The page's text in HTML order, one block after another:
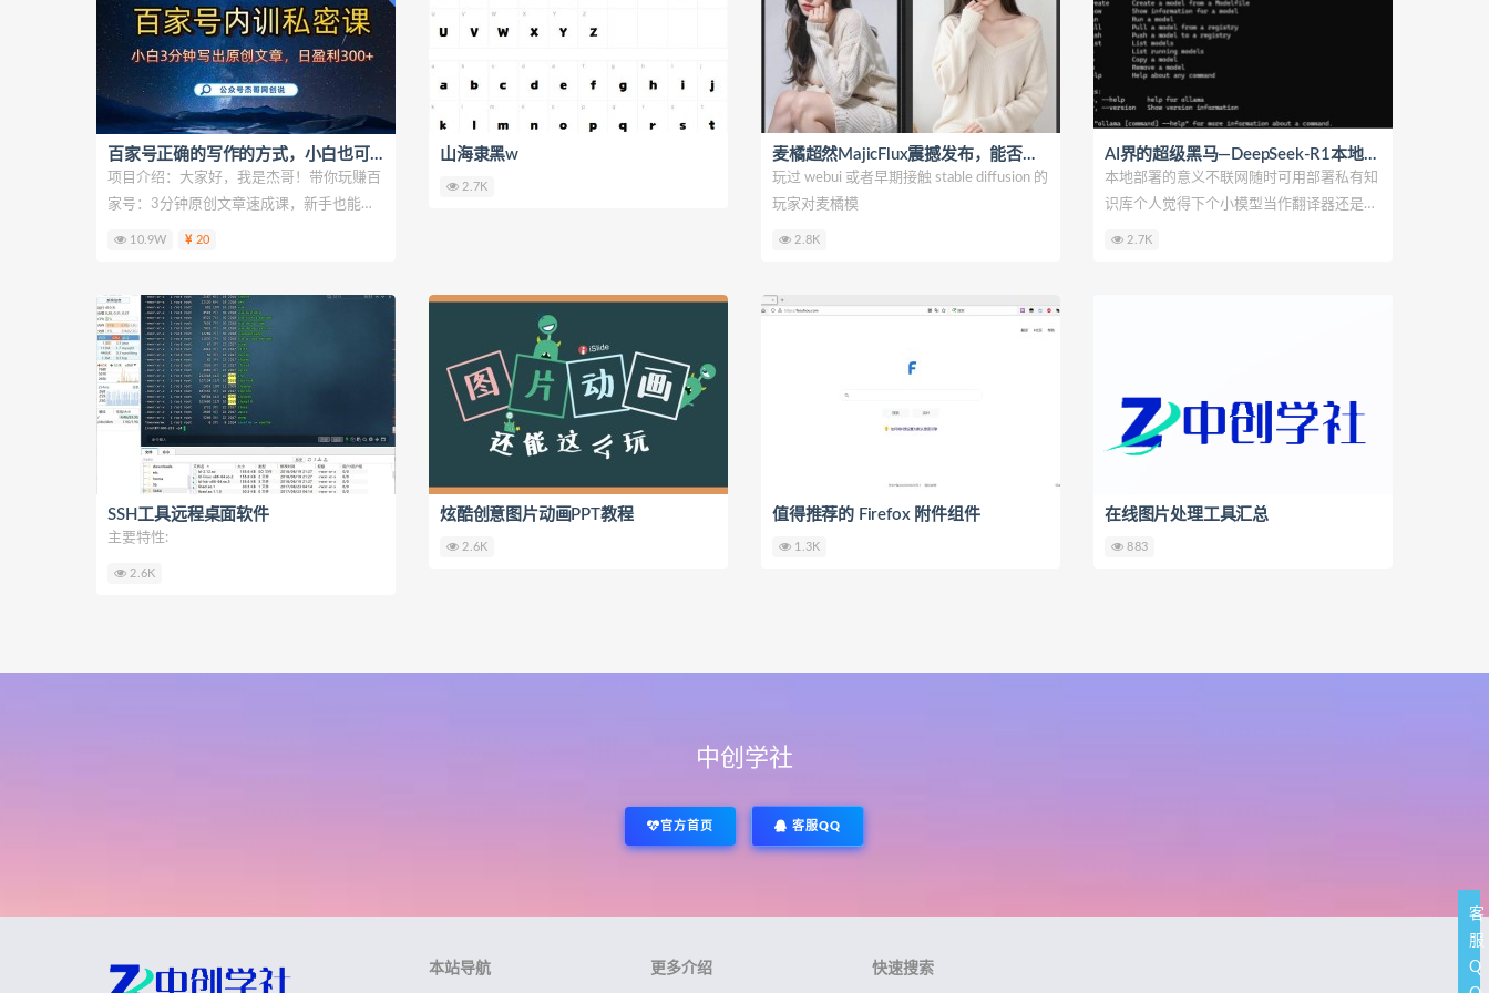
百家号正确的写作的方式，小白也可以轻松写出原创文章，新手也能日更爆...
项目介绍：大家好，我是杰哥！带你玩赚百
家号：3分钟原创文章速成课，新手也能日
10.9W 20
山海隶黑w
2.7K
麦橘超然MajicFlux震撼发布，能否能再续SD1.5的辉煌？对比测评！
玩过 webui 或者早期接触 stable diffusion 的
玩家对麦橘模
2.8K
AI界的超级黑马—DeepSeek-R1本地部署
本地部署的意义不联网随时可用部署私有知
识库个人觉得下个小模型当作翻译器还是很
2.7K
SSH工具远程桌面软件
主要特性:
2.6K
炫酷创意图片动画PPT教程
2.6K
值得推荐的 Firefox 附件组件
1.3K
在线图片处理工具汇总
883
中创学社
官方首页 客服QQ
本站导航 更多介绍 快速搜索
客
服
Q